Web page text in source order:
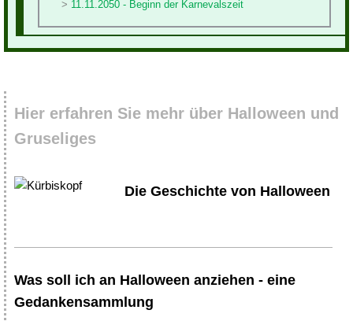
11.11.2050 - Beginn der Karnevalszeit
Hier erfahren Sie mehr über Halloween und
Gruseliges
Die Geschichte von Halloween
Was soll ich an Halloween anziehen - eine
Gedankensammlung